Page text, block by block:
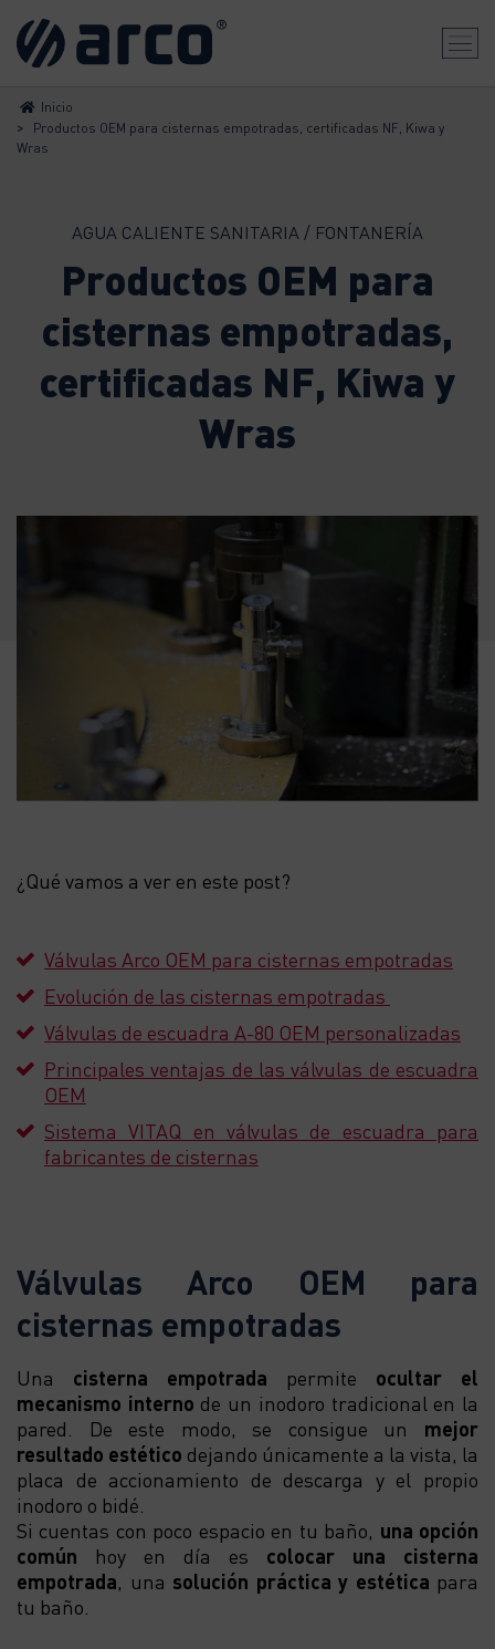
Inicio
>
Productos OEM para cisternas empotradas, certificadas NF, Kiwa y
Wras
AGUA CALIENTE SANITARIA / FONTANERÍA
Productos OEM para
cisternas empotradas,
certificadas NF, Kiwa y
Wras
¿Qué vamos a ver en este post?
Válvulas Arco OEM para cisternas empotradas
Evolución de las cisternas empotradas
Válvulas de escuadra A-80 OEM personalizadas
Principales ventajas de las válvulas de escuadra
OEM
Sistema VITAQ en válvulas de escuadra para
fabricantes de cisternas
Válvulas Arco OEM para
cisternas empotradas
Una cisterna empotrada permite ocultar el
mecanismo interno de un inodoro tradicional en la
pared. De este modo, se consigue un mejor
resultado estético dejando únicamente a la vista, la
placa de accionamiento de descarga y el propio
inodoro o bidé.
Si cuentas con poco espacio en tu baño, una opción
común hoy en día es colocar una cisterna
empotrada, una solución práctica y estética para
tu baño.